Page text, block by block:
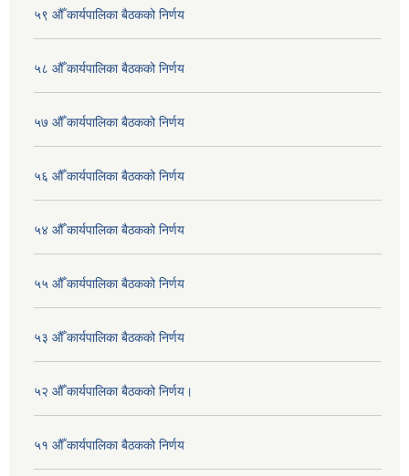
५९ औँ कार्यपालिका बैठकको निर्णय
५८ औँ कार्यपालिका बैठकको निर्णय
५७ औँ कार्यपालिका बैठकको निर्णय
५६ औँ कार्यपालिका बैठकको निर्णय
५४ औँ कार्यपालिका बैठकको निर्णय
५५ औँ कार्यपालिका बैठकको निर्णय
५३ औँ कार्यपालिका बैठकको निर्णय
५२ औँ कार्यपालिका बैठकको निर्णय।
५१ औँ कार्यपालिका बैठकको निर्णय